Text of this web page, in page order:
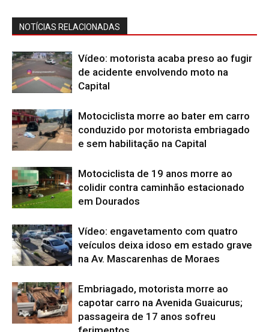
NOTÍCIAS RELACIONADAS
Vídeo: motorista acaba preso ao fugir
de acidente envolvendo moto na
Capital
Motociclista morre ao bater em carro
conduzido por motorista embriagado
e sem habilitação na Capital
Motociclista de 19 anos morre ao
colidir contra caminhão estacionado
em Dourados
Vídeo: engavetamento com quatro
veículos deixa idoso em estado grave
na Av. Mascarenhas de Moraes
Embriagado, motorista morre ao
capotar carro na Avenida Guaicurus;
passageira de 17 anos sofreu